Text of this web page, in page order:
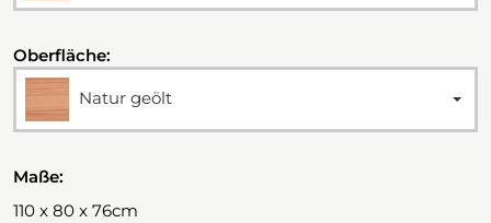
Oberfläche:
Natur geölt
Maße:
110 x 80 x 76cm